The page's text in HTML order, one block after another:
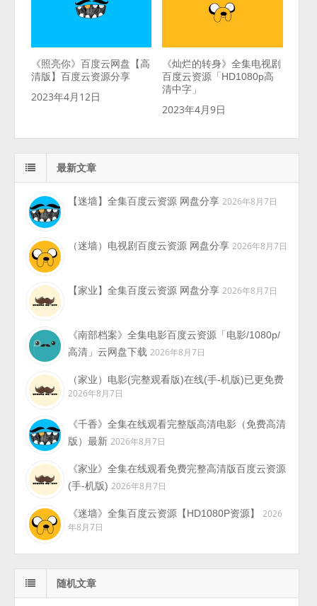
《照亮你》百度云网盘【高
清版】百度云资源分享
2023年4月12日
《灿烂的转身》全集电视剧
百度云资源「HD1080p高
清中字」
2023年4月9日
最新文章
【迷墙】全集百度云资源 网盘分享 2026年8月7日
（迷墙）电视剧百度云资源 网盘分享 2026年8月7日
【家业】全集百度云资源 网盘分享 2026年8月7日
《南部档案》全集电影百度云资源「电影/1080p/
高清」云网盘下载 2026年8月7日
（家业）电影(完整观看版)在线(手-机版)已更免费
2026年8月7日
《千香》全集在线观看完整版高清电影（免费高清
版）最新 2026年8月7日
《家业》全集在线观看免费完整高清版百度云资源
(手-机版) 2026年8月7日
《迷墙》全集百度云资源【HD1080P资源】
2026
年8月7日
随机文章